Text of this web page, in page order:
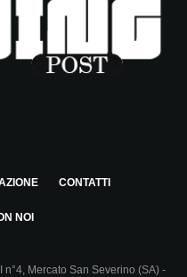
CONTATTI
NOI
Mercato San Severino (SA) -